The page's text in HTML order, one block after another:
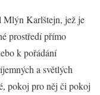
Mlýn Karlštejn, jež je
prostředí přímo
k pořádání
a světlých
pokoj pro něj či pokoj